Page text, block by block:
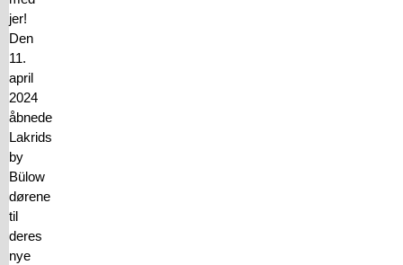
jer!
Den
11.
april
2024
åbnede
Lakrids
by
Bülow
dørene
til
deres
nye